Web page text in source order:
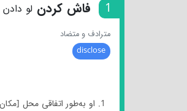
1 فاش کردن لو دادن
مترادف و متضاد
disclose
1. او به‌طور اتفاقی محل [مکان] جلسه را فاش کرد.